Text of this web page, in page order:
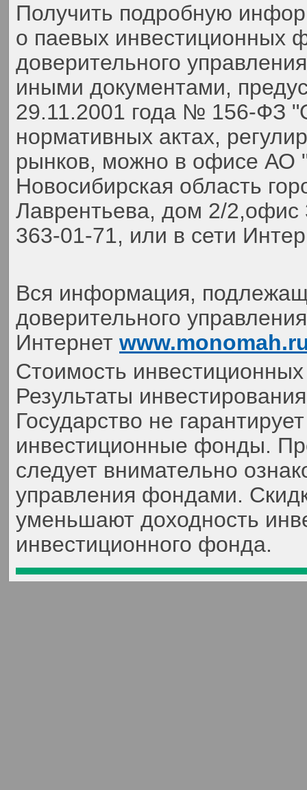
Получить подробную
о паевых инвестиционных
доверительного
иными документами,
29.11.2001 года № 156-ФЗ
нормативных актах,
рынков, можно в офисе АО
Новосибирская область
Лаврентьева, дом 2/
363-01-71, или в сети
Вся информация,
доверительного
Интернет
Стоимость
Результаты
Государство не
инвестиционные фонды.
следует внимательно
управления фондами.
уменьшают доходность
инвестиционного фонда.